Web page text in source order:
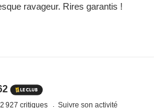
ravageur. Rires garantis !
2 927 critiques Suivre son activité